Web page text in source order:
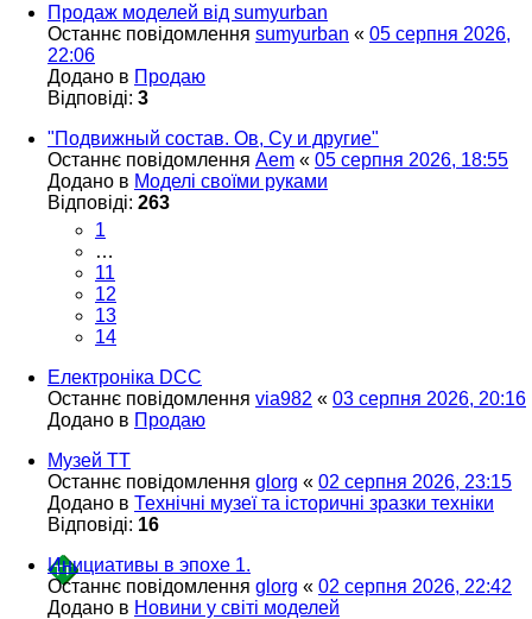
Продаж моделей від sumyurban
Останнє повідомлення sumyurban « 05 серпня 2026,
22:06
Додано в Продаю
Відповіді: 3
"Подвижный состав. Ов, Су и другие"
Останнє повідомлення Aem « 05 серпня 2026, 18:55
Додано в Моделі своїми руками
Відповіді: 263
1
…
11
12
13
14
Електроніка DCC
Останнє повідомлення via982 « 03 серпня 2026, 20:16
Додано в Продаю
Музей ТТ
Останнє повідомлення glorg « 02 серпня 2026, 23:15
Додано в Технічні музеї та історичні зразки техніки
Відповіді: 16
Инициативы в эпохе 1.
Останнє повідомлення glorg « 02 серпня 2026, 22:42
Додано в Новини у світі моделей